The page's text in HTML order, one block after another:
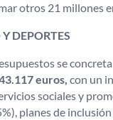
otros 21 millones
DEPORTES
se
euros,con un
sociales y
planes de